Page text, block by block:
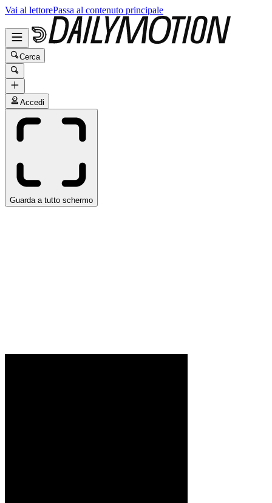
Vai al lettorePassa al contenuto principale
Cerca
Accedi
Guarda a tutto schermo